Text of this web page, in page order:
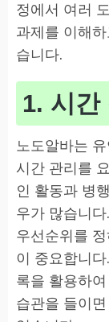
정에서 여러
과제를 이해
습니다.
1. 시간
노도알바는
시간 관리를
인 활동과 병
우가 많습니
우선순위를
이 중요합니
록을 활용하
습관을 들이